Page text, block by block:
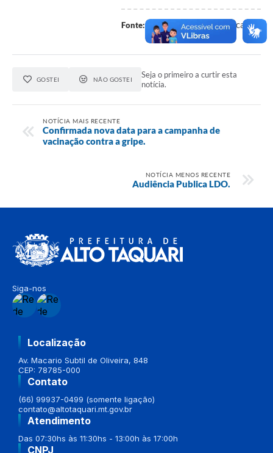
Fonte: Assessoria de Comunicação.
GOSTEI NÃO GOSTEI
Seja o primeiro a curtir esta
notícia.
NOTÍCIA MAIS RECENTE
Confirmada nova data para a campanha de
vacinação contra a gripe.
NOTÍCIA MENOS RECENTE
Audiência Publica LDO.
Siga-nos
Localização
Av. Macario Subtil de Oliveira, 848
CEP: 78785-000
Contato
(66) 99937-0499 (somente ligação)
contato@altotaquari.mt.gov.br
Atendimento
Das 07:30hs às 11:30hs - 13:00h às 17:00h
CNPJ